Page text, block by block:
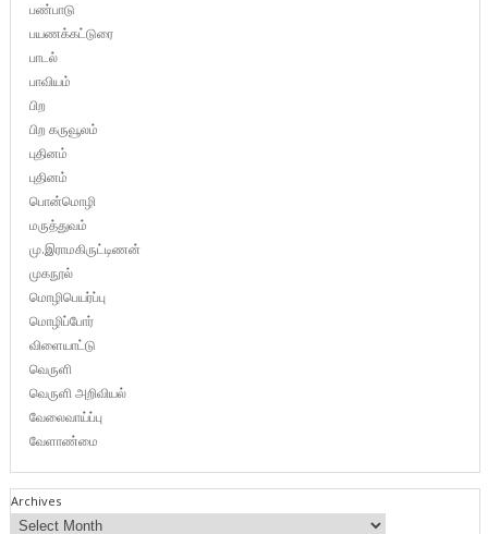
பண்பாடு
பயணக்கட்டுரை
பாடல்
பாவியம்
பிற
பிற கருவூலம்
புதினம்
புதினம்
பொன்மொழி
மருத்துவம்
மு.இராமகிருட்டிணன்
முகநூல்
மொழிபெயர்ப்பு
மொழிப்போர்
விளையாட்டு
வெருளி
வெருளி அறிவியல்
வேலைவாய்ப்பு
வேளாண்மை
Archives